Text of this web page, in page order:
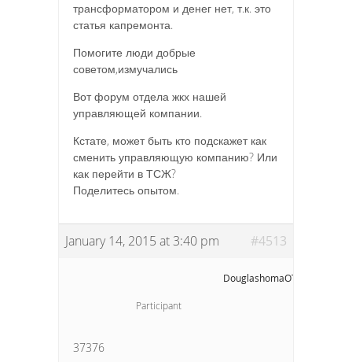
трансформатором и денег нет, т.к. это
статья капремонта.
Помогите люди добрые
советом,измучались
Вот форум отдела жкх нашей
управляющей компании.
Кстате, может быть кто подскажет как
сменить управляющую компанию? Или
как перейти в ТСЖ?
Поделитесь опытом.
January 14, 2015 at 3:40 pm #4513
DouglashomaOT
Participant
37376